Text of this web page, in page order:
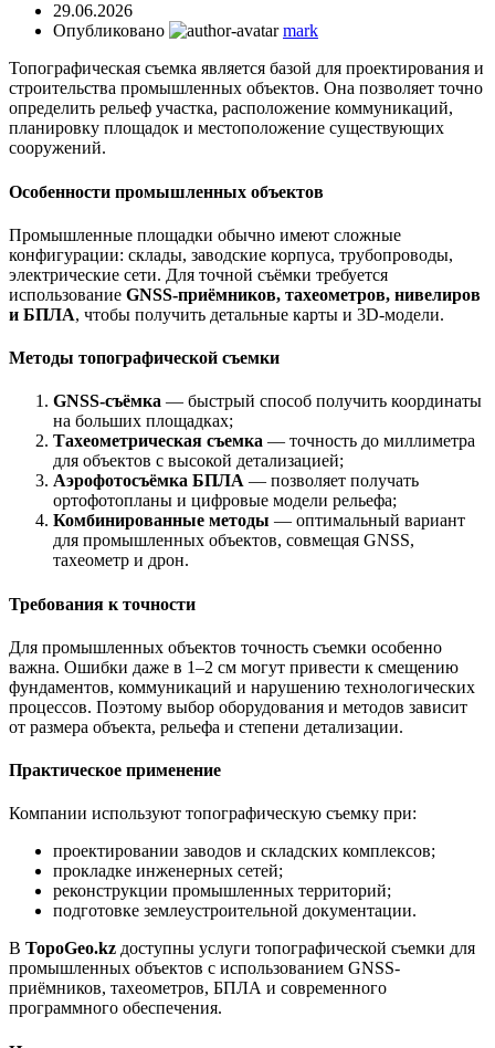
29.06.2026
Опубликовано
mark
Топографическая съемка является базой для проектирования и
строительства промышленных объектов. Она позволяет точно
определить рельеф участка, расположение коммуникаций,
планировку площадок и местоположение существующих
сооружений.
Особенности промышленных объектов
Промышленные площадки обычно имеют сложные
конфигурации: склады, заводские корпуса, трубопроводы,
электрические сети. Для точной съёмки требуется
использование GNSS-приёмников, тахеометров, нивелиров
и БПЛА, чтобы получить детальные карты и 3D-модели.
Методы топографической съемки
GNSS-съёмка — быстрый способ получить координаты
на больших площадках;
Тахеометрическая съемка — точность до миллиметра
для объектов с высокой детализацией;
Аэрофотосъёмка БПЛА — позволяет получать
ортофотопланы и цифровые модели рельефа;
Комбинированные методы — оптимальный вариант
для промышленных объектов, совмещая GNSS,
тахеометр и дрон.
Требования к точности
Для промышленных объектов точность съемки особенно
важна. Ошибки даже в 1–2 см могут привести к смещению
фундаментов, коммуникаций и нарушению технологических
процессов. Поэтому выбор оборудования и методов зависит
от размера объекта, рельефа и степени детализации.
Практическое применение
Компании используют топографическую съемку при:
проектировании заводов и складских комплексов;
прокладке инженерных сетей;
реконструкции промышленных территорий;
подготовке землеустроительной документации.
В TopoGeo.kz доступны услуги топографической съемки для
промышленных объектов с использованием GNSS-
приёмников, тахеометров, БПЛА и современного
программного обеспечения.